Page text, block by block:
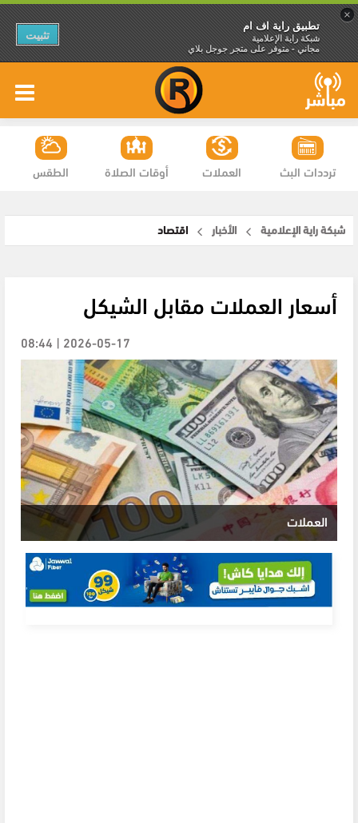
×
تطبيق راية اف ام
شبكة راية الإعلامية
مجاني - متوفر على متجر جوجل بلاي
تثبيت
الطقس أوقات الصلاة العملات ترددات البث
شبكة راية الإعلامية الأخبار اقتصاد
أسعار العملات مقابل الشيكل
2026-05-17 | 08:44
العملات